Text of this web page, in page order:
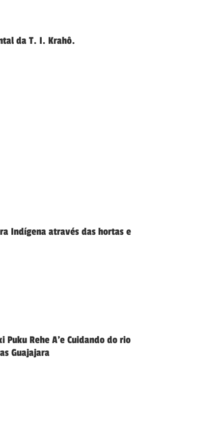
da T. I. Krahô.
Indígena através das hortas e
Rehe A’e Cuidando do rio
Guajajara